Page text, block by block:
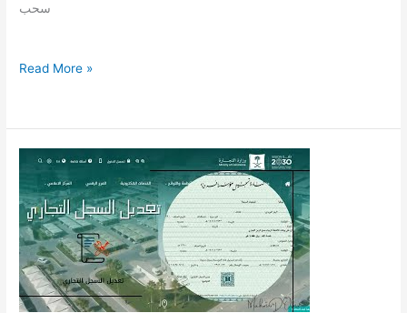
سحب
قضايا
والمسؤوليات
المترتبة
عليها
2024
Read More »